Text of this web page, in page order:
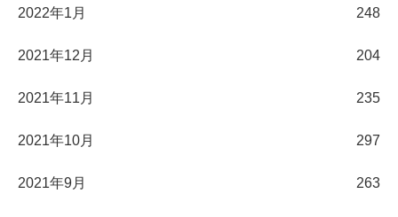
2022年1月 248
2021年12月 204
2021年11月 235
2021年10月 297
2021年9月 263